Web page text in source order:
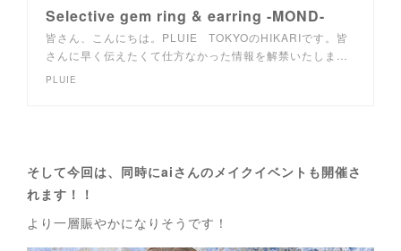
Selective gem ring & earring -MOND-
皆さん、こんにちは。PLUIE TOKYOのHIKARIです。皆
さんに早く伝えたくて仕方なかった情報を解禁いたしま…
PLUIE
そして今回は、同時にaiさんのメイクイベントも開催さ
れます！！
より一層賑やかになりそうです！